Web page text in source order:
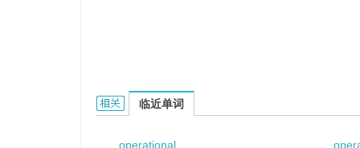
Operational Readiness Evaluation的相关资料：
临近单词
operational